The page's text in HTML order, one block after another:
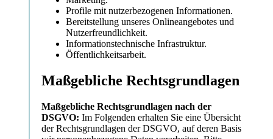
Profile mit nutzerbezogenen Informationen.
Bereitstellung unseres Onlineangebotes und
Nutzerfreundlichkeit.
Informationstechnische Infrastruktur.
Öffentlichkeitsarbeit.
Maßgebliche Rechtsgrundlagen
Maßgebliche Rechtsgrundlagen nach der
DSGVO: Im Folgenden erhalten Sie eine Übersicht
der Rechtsgrundlagen der DSGVO, auf deren Basis